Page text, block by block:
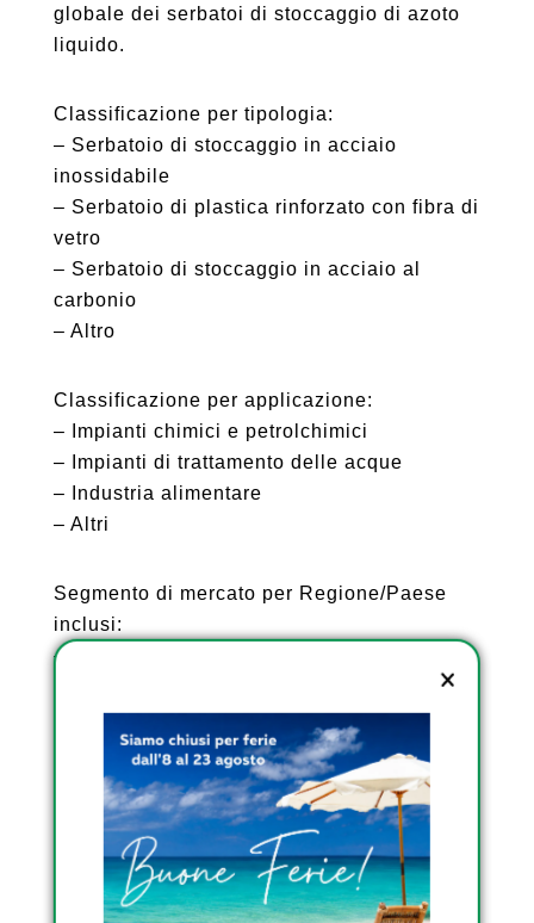
globale dei serbatoi di stoccaggio di azoto
liquido.
Classificazione per tipologia:
– Serbatoio di stoccaggio in acciaio
inossidabile
– Serbatoio di plastica rinforzato con fibra di
vetro
– Serbatoio di stoccaggio in acciaio al
carbonio
– Altro
Classificazione per applicazione:
– Impianti chimici e petrolchimici
– Impianti di trattamento delle acque
– Industria alimentare
– Altri
Segmento di mercato per Regione/Paese
inclusi:
– Nord America (Stati Uniti, Canada e
– Europa (Germania, Regno Unito, Francia,
Italia, Russia e Spagna ecc.)
– Asia-Pacifico (Cina, Giappone, Corea,
India, Australia e Sud-est asiatico ecc.)
– Sud America Brasile, Argentina, Colombia
e Cile ecc.)
– Medio Oriente e Africa (Sudafrica, Egitto,